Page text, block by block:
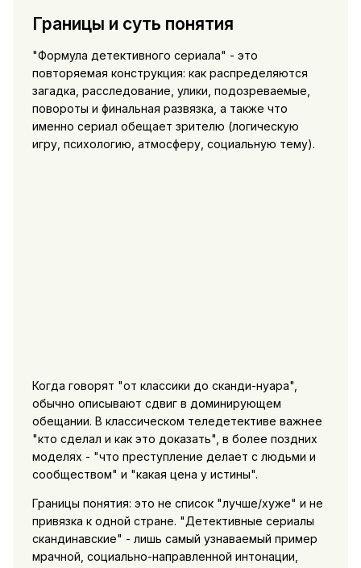
Границы и суть понятия
"Формула детективного сериала" - это
повторяемая конструкция: как распределяются
загадка, расследование, улики, подозреваемые,
повороты и финальная развязка, а также что
именно сериал обещает зрителю (логическую
игру, психологию, атмосферу, социальную тему).
Когда говорят "от классики до сканди-нуара",
обычно описывают сдвиг в доминирующем
обещании. В классическом теледетективе важнее
"кто сделал и как это доказать", в более поздних
моделях - "что преступление делает с людьми и
сообществом" и "какая цена у истины".
Границы понятия: это не список "лучше/хуже" и не
привязка к одной стране. "Детективные сериалы
скандинавские" - лишь самый узнаваемый пример
мрачной, социально-направленной интонации,